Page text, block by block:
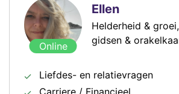
Online
Ellen
Helderheid &
gidsen &
Liefdes- en relatievragen